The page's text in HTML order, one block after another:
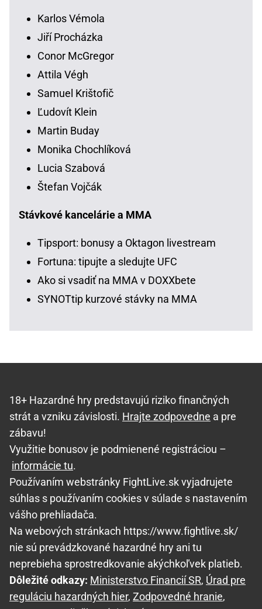
Karlos Vémola
Jiří Procházka
Conor McGregor
Attila Végh
Samuel Krištofič
Ľudovít Klein
Martin Buday
Monika Chochlíková
Lucia Szabová
Štefan Vojčák
Stávkové kancelárie a MMA
Tipsport: bonusy a Oktagon livestream
Fortuna: tipujte a sledujte UFC
Ako si vsadiť na MMA v DOXXbete
SYNOTtip kurzové stávky na MMA
18+ Hazardné hry predstavujú riziko finančných
strát a vzniku závislosti. Hrajte zodpovedne a pre
zábavu!
Využitie bonusov je podmienené registráciou –
informácie tu.
Používaním webstránky FightLive.sk vyjadrujete
súhlas s používaním cookies v súlade s nastavením
vášho prehliadača.
Na webových stránkach https://www.fightlive.sk/
nie sú prevádzkované hazardné hry ani tu
neprebieha sprostredkovanie akýchkoľvek platieb.
Dôležité odkazy: Ministerstvo Financií SR, Úrad pre
reguláciu hazardných hier, Zodpovedné hranie,